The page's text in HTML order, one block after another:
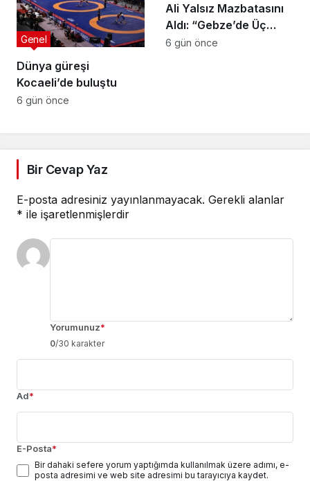
Dünya güreşi
Kocaeli’de buluştu
Genel
6 gün önce
Ali Yalsız Mazbatasını
Aldı: “Gebze’de Üç
Hilali Daha Yukarı
6 gün önce
Bir Cevap Yaz
E-posta adresiniz yayınlanmayacak. Gerekli alanlar
* ile işaretlenmişlerdir
Yorumunuz*
0/30 karakter
Ad*
E-Posta*
Bir dahaki sefere yorum yaptığımda kullanılmak üzere adımı, e-
posta adresimi ve web site adresimi bu tarayıcıya kaydet.